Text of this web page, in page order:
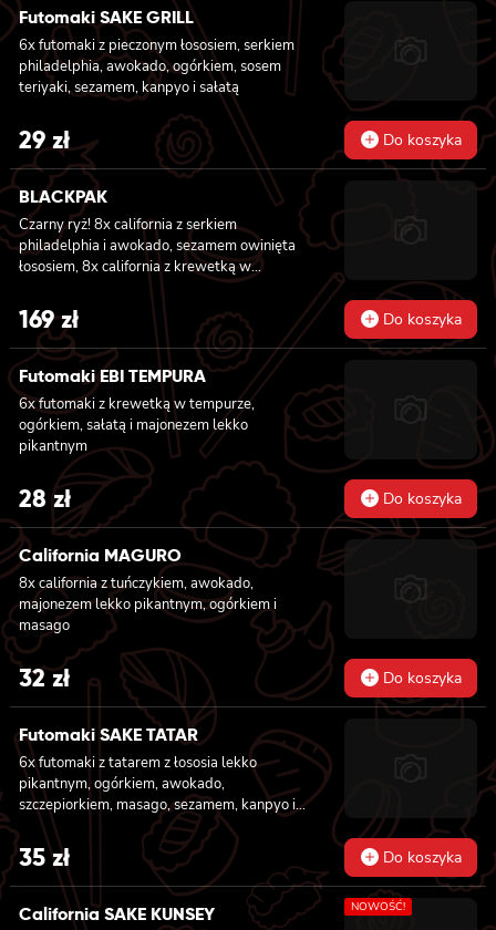
sosem teriyaki, 6x futomaki z batatem w
tempurze, serkiem philadelphia, ogórkiem,
kanpyo, sałatą, 6x futomaki z wędzonym
tofu, ogórkiem, oshinko i sałatą, 6x futomaki z
kanpyo i porem w tempurze, ogórkiem,
Futomaki SAKE GRILL
6x futomaki z pieczonym łososiem, serkiem
philadelphia, awokado, ogórkiem, sosem
teriyaki, sezamem, kanpyo i sałatą
29zł Do koszyka
BLACKPAK
Czarny ryż! 8x california z serkiem
philadelphia i awokado, sezamem owinięta
łososiem, 8x california z krewetką w
tempurze, ogórkiem i majonezem lekko
pikantnym, masago i sezamem owinięta
łososiem, 12x futomaki z łososiem
pieczonym, serkiem philadelphia, sosem
teriyaki, sezamem, awokado, ogórkiem i
kanpyo 8x california z łososiem i awokado,
serkiem philadelphia, masago, sezam, 8x
hosomaki z łososiem
169zł Do koszyka
Futomaki EBI TEMPURA
6x futomaki z krewetką w tempurze,
ogórkiem, sałatą i majonezem lekko
pikantnym
28zł Do koszyka
California MAGURO
8x california z tuńczykiem, awokado,
majonezem lekko pikantnym, ogórkiem i
masago
32zł Do koszyka
Futomaki SAKE TATAR
6x futomaki z tatarem z łososia lekko
pikantnym, ogórkiem, awokado,
szczepiorkiem, masago, sezamem, kanpyo i
sałatą
35zł Do koszyka
California SAKE KUNSEY NOWOŚĆ!